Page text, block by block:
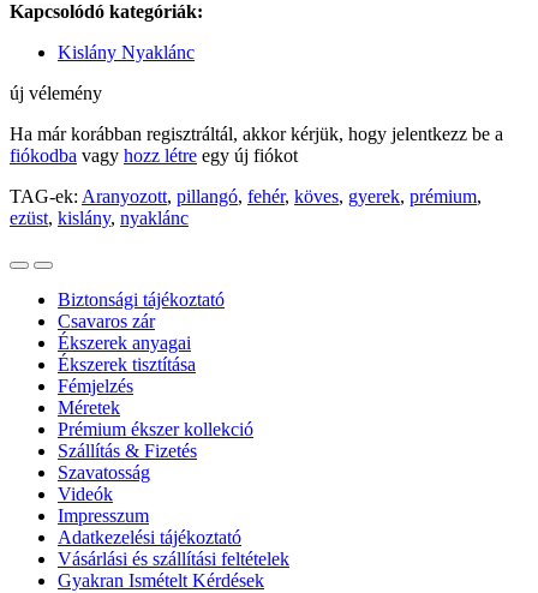
Kapcsolódó kategóriák:
Kislány Nyaklánc
új vélemény
Ha már korábban regisztráltál, akkor kérjük, hogy jelentkezz be a
fiókodba vagy hozz létre egy új fiókot
TAG-ek: Aranyozott, pillangó, fehér, köves, gyerek, prémium,
ezüst, kislány, nyaklánc
Biztonsági tájékoztató
Csavaros zár
Ékszerek anyagai
Ékszerek tisztítása
Fémjelzés
Méretek
Prémium ékszer kollekció
Szállítás & Fizetés
Szavatosság
Videók
Impresszum
Adatkezelési tájékoztató
Vásárlási és szállítási feltételek
Gyakran Ismételt Kérdések